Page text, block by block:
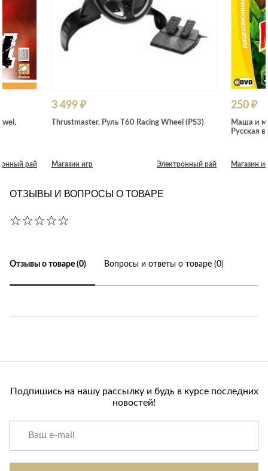
рай
3 499 ₽
Thrustmaster. Руль T60 Racing Wheel (PS3)
Магазин игр Электронный рай
250 ₽
Маша и
Русская
Магазин
ОТЗЫВЫ И ВОПРОСЫ О ТОВАРЕ
Отзывы о товаре (0) Вопросы и ответы о товаре (0)
Подпишись на нашу рассылку и будь в курсе последних
новостей!